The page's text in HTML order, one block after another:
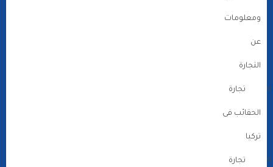
ومعلومات
عن
التجارة
تجارة
الحقائب فى
تركيا
تجارة